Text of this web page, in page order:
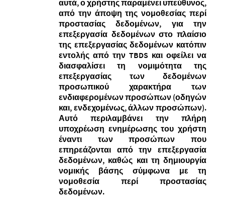
αυτά, ο χρήστης παραμένει υπεύθυνος,
από την άποψη της νομοθεσίας περί
προστασίας δεδομένων, για την
επεξεργασία δεδομένων στο πλαίσιο
της επεξεργασίας δεδομένων κατόπιν
εντολής από την TBDS και οφείλει να
διασφαλίσει τη νομιμότητα της
επεξεργασίας των δεδομένων
προσωπικού χαρακτήρα των
ενδιαφερομένων προσώπων (οδηγών
και, ενδεχομένως, άλλων προσώπων).
Αυτό περιλαμβάνει την πλήρη
υποχρέωση ενημέρωσης του χρήστη
έναντι των προσώπων που
επηρεάζονται από την επεξεργασία
δεδομένων, καθώς και τη δημιουργία
νομικής βάσης σύμφωνα με τη
νομοθεσία περί προστασίας
δεδομένων.